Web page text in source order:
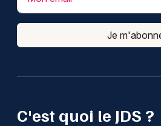
C'est quoi le JDS ?
Je